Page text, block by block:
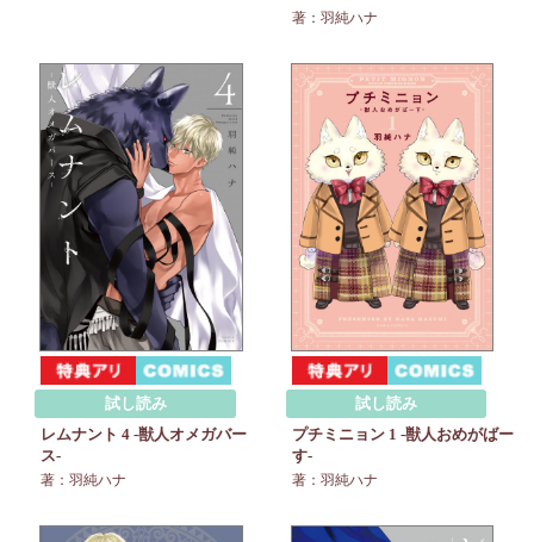
著：羽純ハナ
試し読み
レムナント 4 -獣人オメガバー
ス-
著：羽純ハナ
試し読み
プチミニョン 1 -獣人おめがばー
す-
著：羽純ハナ